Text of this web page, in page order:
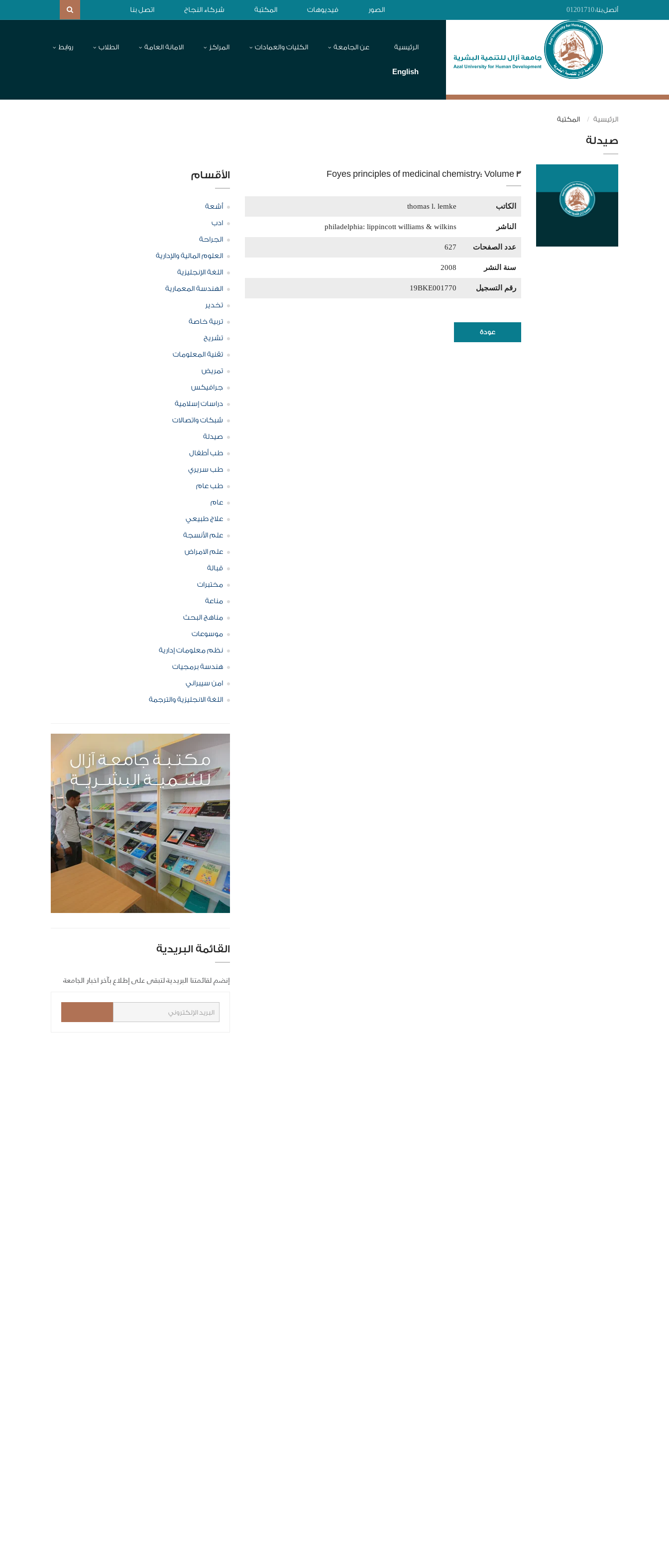
أتصل بنا:01201710 الصور فيديوهات المكتبة شركاء النجاح اتصل بنا
الرئيسية عن الجامعة الكليات والعمادات المراكز الامانة العامة الطلاب روابط
English
الرئيسية المكتبة
صيدلة
Foyes principles of medicinal chemistry: Volume 3
الكاتب thomas l. lemke
الناشر philadelphia: lippincott williams & wilkins
عدد الصفحات 627
سنة النشر 2008
رقم التسجيل 19BKE001770
عودة
الأقسام
أشعة
ادب
الجراحة
العلوم المالية والإدارية
اللغة الإنجليزية
الهندسة المعمارية
تخدير
تربية خاصة
تشريح
تقنية المعلومات
تمريض
جرافيكس
دراسات إسلامية
شبكات واتصالات
صيدلة
طب أطفال
طب سريري
طب عام
عام
علاج طبيعي
علم الأنسجة
علم الامراض
قبالة
مختبرات
مناعة
مناهج البحث
موسوعات
نظم معلومات إدارية
هندسة برمجيات
امن سيبراني
اللغة الانجليزية والترجمة
القائمة البريدية
إنضم لقائمتنا البريدية لتبقى على إطلاع بآخر اخبار الجامعة